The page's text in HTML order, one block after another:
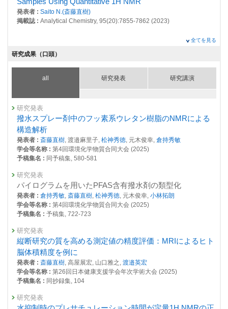
25799 : 環境化学計測の高度化に関する研究
2020年度
発表者 : Saito N.(斎藤直樹)
掲載誌 : Analytical Chemistry, 95(20):7855-7862 (2023)
全てを見る
研究成果（口頭）
all 研究発表 研究講演
研究発表
撥水スプレー剤中のフッ素系ウレタン樹脂のNMRによる
構造解析
発表者 : 斎藤直樹, 渡邉麻里子, 松神秀徳, 元木俊幸, 倉持秀敏
学会等名称 : 第4回環境化学物質合同大会 (2025)
予稿集名 : 同予稿集, 580-581
研究発表
パイログラムを用いたPFAS含有撥水剤の類型化
発表者 : 倉持秀敏, 斎藤直樹, 松神秀徳, 元木俊幸, 小林拓朗
学会等名称 : 第4回環境化学物質合同大会 (2025)
予稿集名 : 予稿集, 722-723
研究発表
縦断研究の質を高める測定値の精度評価：MRIによるヒト
脳体積精度を例に
発表者 : 斎藤直樹, 高屋展宏, 山口雅之, 渡邉英宏
学会等名称 : 第26回日本健康支援学会年次学術大会 (2025)
予稿集名 : 同抄録集, 104
研究発表